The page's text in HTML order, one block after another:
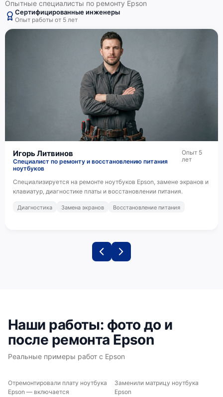
Опытные специалисты по ремонту Epson
Сертифицированные инженеры
Опыт работы от 5 лет
Игорь Литвинов
Специалист по ремонту и восстановлению питания
ноутбуков
Опыт 5
лет
Специализируется на ремонте ноутбуков Epson, замене экранов и
клавиатур, диагностике платы и восстановлении питания.
Диагностика Замена экранов Восстановление питания
Наши работы: фото до и
после ремонта Epson
Реальные примеры работ с Epson
ДО ПОСЛЕ
Отремонтировали плату ноутбука
Epson — включается
ДО ПОСЛЕ
Заменили матрицу ноутбука
Epson